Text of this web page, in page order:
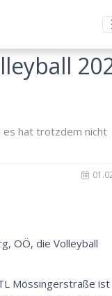
es hat trotzdem nicht
OÖ, die Volleyball
Mössingerstraße